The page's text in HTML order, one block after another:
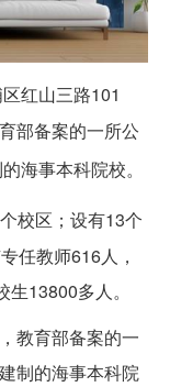
红山三路101
部备案的一所公
海事本科院校。
校区；设有13个
任教师616人，
13800多人。
教育部备案的一
制的海事本科院